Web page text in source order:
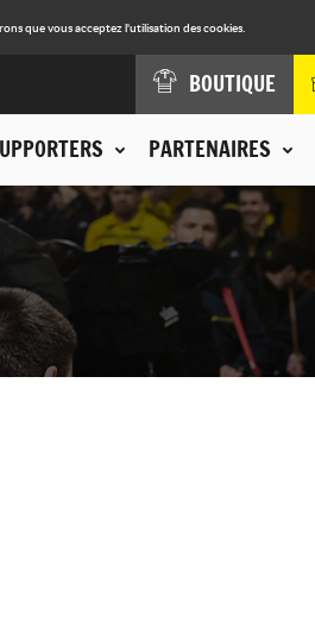
que vous acceptez l'utilisation des cookies.
PARTENAIRES
BOUTIQUE